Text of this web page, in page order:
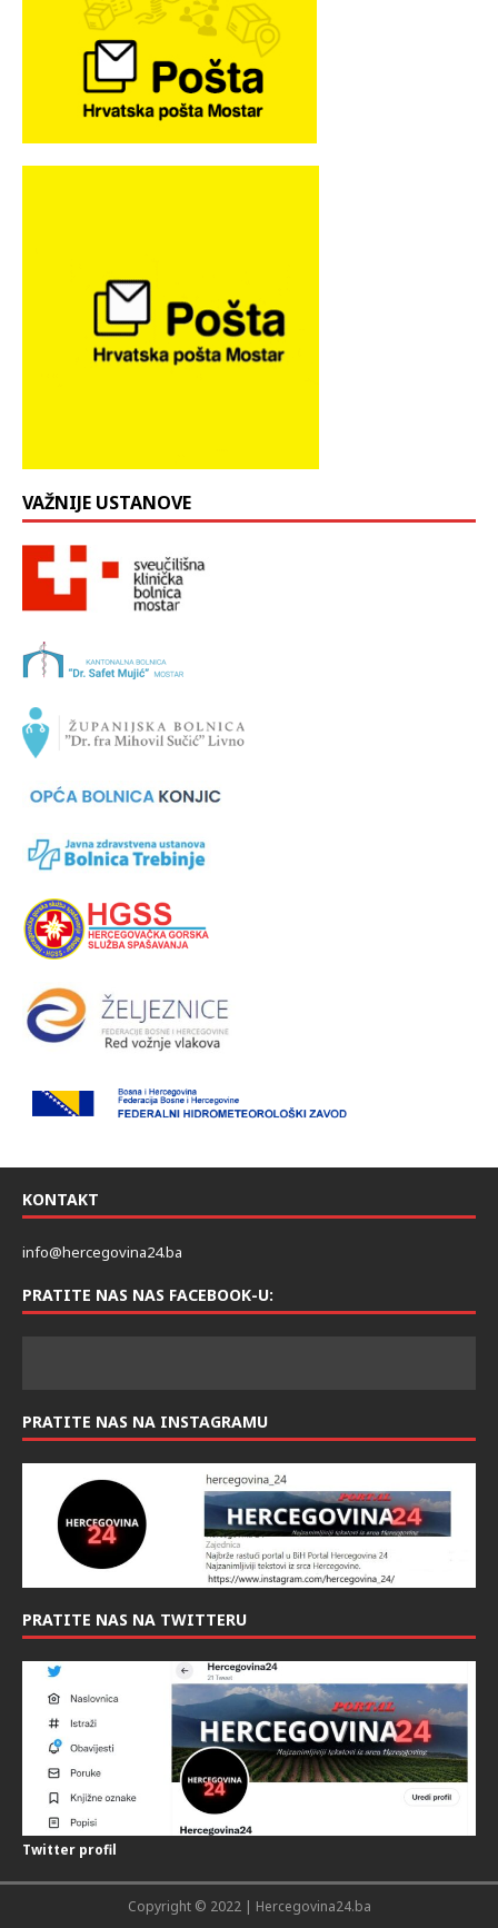
VAŽNIJE USTANOVE
KONTAKT
info@hercegovina24.ba
PRATITE NAS NAS FACEBOOK-U:
PRATITE NAS NA INSTAGRAMU
PRATITE NAS NA TWITTERU
Twitter profil
Copyright © 2022 | Hercegovina24.ba